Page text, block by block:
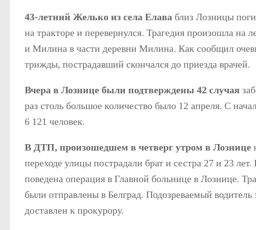
43-летний Желько из села Елава близ Лозницы
на тракторе и перевернулся. Трагедия произошла на
и Милина в части деревни Милина. Как сообщил
трижды, пострадавший скончался до приезда врачей.
Вчера в Лознице были подтверждены 42 случая
раз столь большое количество было 12 апреля. С
6 121 человек.
В ДТП, произошедшем в четверг утром в Лознице
переходе улицы пострадали брат и сестра 27 и 23
поведена операция в Главной больнице в Лознице.
были отправлены в Белград. Подозреваемый водитель
доставлен к прокурору.